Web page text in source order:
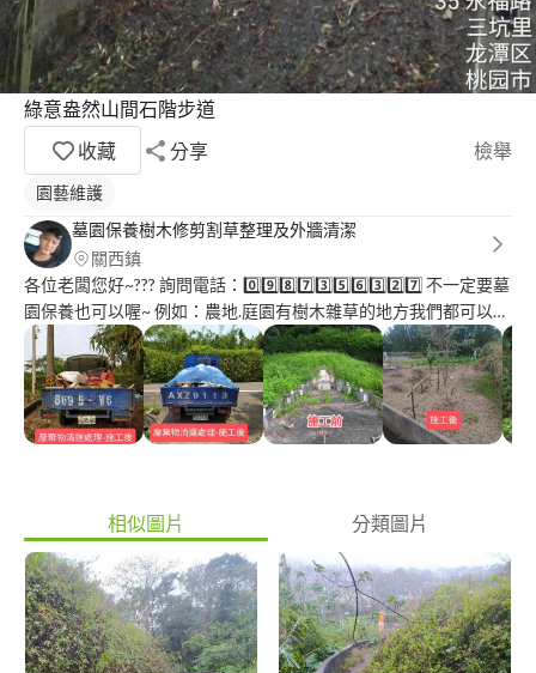
綠意盎然山間石階步道
收藏
分享 檢舉
園藝維護
墓園保養樹木修剪割草整理及外牆清潔
關西鎮
各位老闆您好~??? 詢問電話：0️⃣9️⃣8️⃣7️⃣3️⃣5️⃣6️⃣3️⃣2️⃣7️⃣ 不一定要墓
園保養也可以喔~ 例如：農地.庭園有樹木雜草的地方我們都可以進
行評估維護處理的.. 主要服務項目說明如下.... 1️⃣：墓園內外圍雜草
清除 2️⃣：原有墓草墓樹修剪及維護 3️⃣：墓園內外圍專業高壓水柱
特殊藥劑清洗石材 4️⃣：水塔及外牆清潔石材美容 5️⃣：廢棄物清運
處理 每到清明節眾人掃墓、祭祖的大日子，也是對先祖懷念、感
恩、孝順的方式。清明節向來是國人重視的一大節日，這天無論再
代社會在追思、懷念親人的態度與方式，也從掃墓轉變為追思，就
像孔子說的：「祭如在」，最重要的是家族成員們的真誠心意。為
了清明節前能給祖先環境乾淨整潔之外，我們可為您提供每年保養
服務喔~感謝您~???
相似圖片 分類圖片